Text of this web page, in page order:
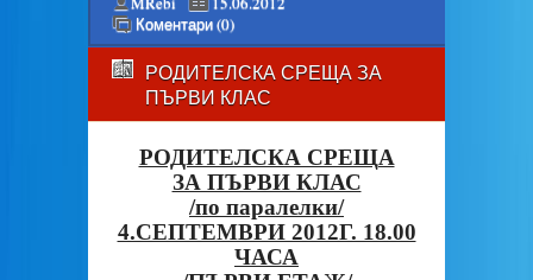
Коментари (0)
РОДИТЕЛСКА СРЕЩА ЗА
ПЪРВИ КЛАС
РОДИТЕЛСКА СРЕЩА
ЗА ПЪРВИ КЛАС
/по паралелки/
4.СЕПТЕМВРИ 2012Г. 18.00
ЧАСА